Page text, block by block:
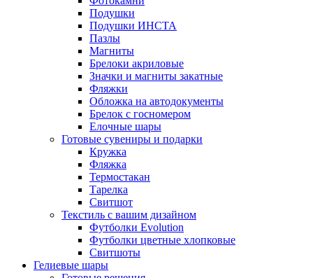
Подушки
Подушки ИНСТА
Пазлы
Магниты
Брелоки акриловые
Значки и магниты закатные
Фляжки
Обложка на автодокументы
Брелок с госномером
Елочные шары
Готовые сувениры и подарки
Кружка
Фляжка
Термостакан
Тарелка
Свитшот
Текстиль с вашим дизайном
Футболки Evolution
Футболки цветные хлопковые
Свитшоты
Гелиевые шары